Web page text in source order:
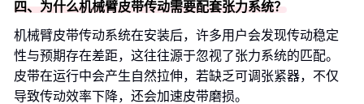
四、为什么机械臂皮带传动需要配套张力系统？
机械臂皮带传动系统在安装后，许多用户会发现传动稳定
性与预期存在差距，这往往源于忽视了张力系统的匹配。
皮带在运行中会产生自然拉伸，若缺乏可调张紧器，不仅
导致传动效率下降，还会加速皮带磨损。